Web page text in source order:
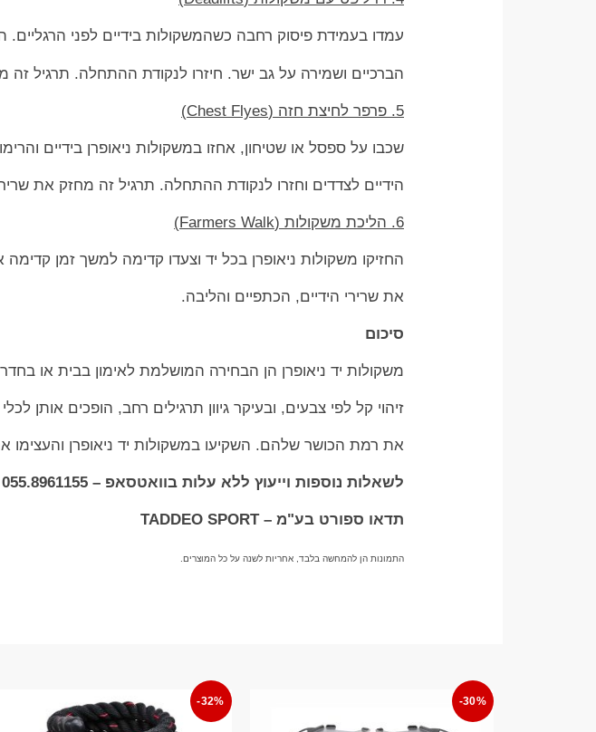
עמדו בעמידת פיסוק רחבה כשהמשקולות בידיים לפני הרגליים.
הברכיים ושמירה על גב ישר. חיזרו לנקודת ההתחלה. תרגיל זה
5. פרפר לחיצת חזה (Chest Flyes)
שכבו על ספסל או שטיחון, אחזו במשקולות ניאופרן בידיים
הידיים לצדדים וחזרו לנקודת ההתחלה. תרגיל זה מחזק את
6. הליכת משקולות (Farmers Walk)
החזיקו משקולות ניאופרן בכל יד וצעדו קדימה למשך זמן
את שרירי הידיים, הכתפיים והליבה.
סיכום
משקולות יד ניאופרן הן הבחירה המושלמת לאימון בבית או
זיהוי קל לפי צבעים, ובעיקר גיוון תרגילים רחב, הופכים אותן
את רמת הכושר שלהם. השקיעו במשקולות יד ניאופרן והעצימו
לשאלות נוספות וייעוץ ללא עלות בוואטסאפ – 055.8961155
תדאו ספורט בע"מ – TADDEO SPORT
התמונות הן להמחשה בלבד, אחריות לשנה על כל המוצרים.
-30%
-32%